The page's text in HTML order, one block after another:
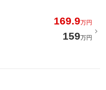
169.9万円
159万円